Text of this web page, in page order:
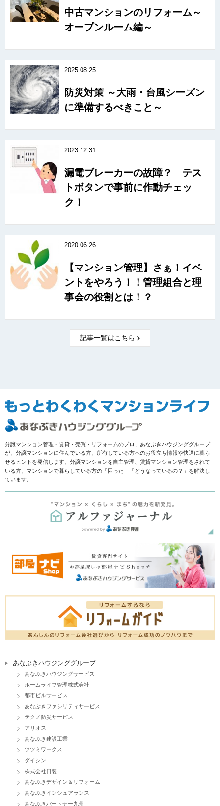
中古マンションのリフォーム～
オープンルーム編～
2025.08.25
防災対策 ～大雨・台風シーズン
に準備するべきこと～
2023.12.31
漏電ブレーカーの故障？ テス
トボタンで事前に作動チェッ
ク！
2020.06.26
【マンション管理】さぁ！イベ
ントをやろう！！管理組合と理
事会の役割とは！？
記事一覧はこちら
分譲マンション管理・賃貸・売買・リフォームのプロ、あなぶきハウジンググループ
が、分譲マンションに住んでいる方、所有している方へのお役立ち情報や快適に暮ら
せるヒントを発信します。分譲マンションを自主管理、賃貸マンション管理をされて
いる方、マンションで暮らしている方の「困った」「どうなっているの？」を解決し
ています。
あなぶきハウジンググループ
あなぶきハウジングサービス
ホームライフ管理株式会社
都市ビルサービス
あなぶきファシリティサービス
テクノ防災サービス
アリオス
あなぶき建設工業
ツツミワークス
ダイシン
株式会社日装
あなぶきデザイン＆リフォーム
あなぶきインシュアランス
あなぶきパートナー九州